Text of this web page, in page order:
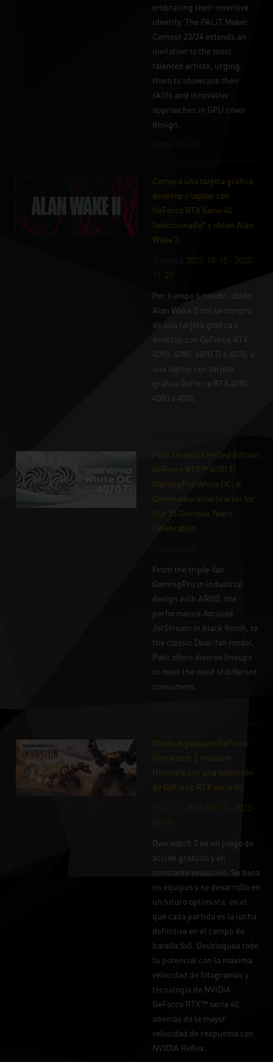
embracing their inventive
identity. The PALIT Maker
Contest 23/24 extends an
invitation to the most
talented artists, urging
them to showcase their
skills and innovative
approaches in GPU cover
design.
Compra una tarjeta gráfica,
desktop o laptop con
GeForce RTX Serie 40
Seleccionada* y obtén Alan
Wake 2.
2023-10-10 - 2023-
11-27
Por tiempo limitado, obtén
Alan Wake 2 con la compra
de una tarjeta gráfica o
desktop con GeForce RTX
4090, 4080, 4070 Ti o 4070, o
una laptop con tarjeta
gráfica GeForce RTX 4090,
4080 o 4070.
Palit Unveils Limited Edition
GeForce RTX™ 4070 Ti
GamingPro White OC: A
Commemorative Starter for
Our 35 Glorious Years
Celebration
From the triple-fan
GamingPro in industrial
design with ARGB, the
performance-focused
JetStream in black finish, to
the classic Dual-fan model,
Palit offers diverse lineups
to meet the need of different
consumers.
Obtén el paquete GeForce
Overwatch 2 Invasion
Ultimate con una selección
de GeForce RTX serie 40.
2023-08-11 - 2023-
Overwatch 2 es un juego de
acción gratuito y en
constante evolución. Se basa
en equipos y se desarrolla en
un futuro optimista, en el
que cada partida es la lucha
definitiva en el campo de
batalla 5v5. Desbloquea todo
tu potencial con la máxima
velocidad de fotogramas y
tecnología de NVIDIA
GeForce RTX™ serie 40,
además de la mayor
velocidad de respuesta con
NVIDIA Reflex.